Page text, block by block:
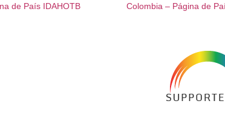
de País IDAHOTB
Colombia – Página de